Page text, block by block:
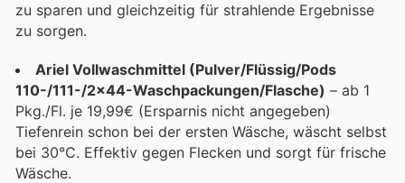
zu sparen und gleichzeitig für strahlende Ergebnisse
zu sorgen.
Ariel Vollwaschmittel (Pulver/Flüssig/Pods
110-/111-/2x44-Waschpackungen/Flasche) – ab 1
Pkg./Fl. je 19,99€ (Ersparnis nicht angegeben)
Tiefenrein schon bei der ersten Wäsche, wäscht selbst
bei 30°C. Effektiv gegen Flecken und sorgt für frische
Wäsche.